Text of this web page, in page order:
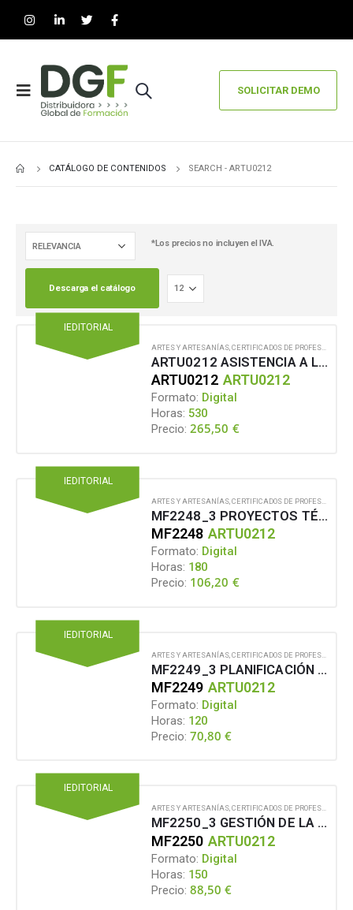
SOLICITAR DEMO
CATÁLOGO DE CONTENIDOS SEARCH - ARTU0212
*Los precios no incluyen el IVA.
Descarga el catálogo
IEDITORIAL
ARTES Y ARTESANÍAS CERTIFICADOS DE PROFESIONALIDAD
ARTU0212 ASISTENCIA A LA DIRECCIÓN TÉCNICA DE ESPECTÁCULOS EN VIVO Y EVENTOS
ARTU0212 ARTU0212
Formato: Digital
Horas: 530
Precio: 265,50 €
IEDITORIAL
ARTES Y ARTESANÍAS CERTIFICADOS DE PROFESIONALIDAD
MF2248_3 PROYECTOS TÉCNICOS PARA LA EXPLOTACIÓN Y REALIZACIÓN DE ESPECTÁCULOS EN VIVO Y EVENTOS EN CONDICIONES CAMBIANTES DE EXPLOTACIÓN
MF2248 ARTU0212
Formato: Digital
Horas: 180
Precio: 106,20 €
IEDITORIAL
ARTES Y ARTESANÍAS CERTIFICADOS DE PROFESIONALIDAD
MF2249_3 PLANIFICACIÓN Y COORDINACIÓN DE LA EJECUCIÓN TÉCNICA DEL MONTAJE, SERVICIO A FUNCIÓN Y DESMONTAJE DE ESPECTÁCULOS EN VIVO Y EVENTOS EN CONDICIONES CAMBIANTES DE EXPLOTACIÓN
MF2249 ARTU0212
Formato: Digital
Horas: 120
Precio: 70,80€
IEDITORIAL
ARTES Y ARTESANÍAS,CERTIFICADOS DE PROFESIONALIDAD
MF2250_3 GESTIÓN DE LA LOGÍSTICA, ALMACENAJE, MANTENIMIENTO Y CONDICIONES DE SEGURIDAD DE LAS INSTALACIONES Y EQUIPOS PARA EL ESPECTÁCULO EN VIVO EN CONDICIONES CAMBIANTES DE EXPLOTACIÓN
MF2250 ARTU0212
Formato: Digital
Horas: 150
Precio: 88,50€